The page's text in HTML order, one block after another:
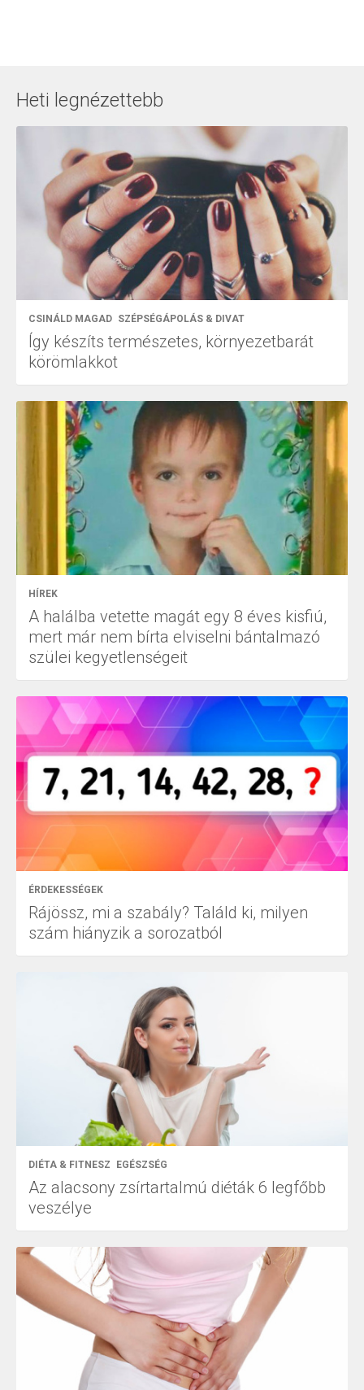
Heti legnézettebb
CSINÁLD MAGAD SZÉPSÉGÁPOLÁS & DIVAT
Így készíts természetes, környezetbarát
körömlakkot
HÍREK
A halálba vetette magát egy 8 éves kisfiú,
mert már nem bírta elviselni bántalmazó
szülei kegyetlenségeit
ÉRDEKESSÉGEK
Rájössz, mi a szabály? Találd ki, milyen
szám hiányzik a sorozatból
DIÉTA & FITNESZ EGÉSZSÉG
Az alacsony zsírtartalmú diéták 6 legfőbb
veszélye